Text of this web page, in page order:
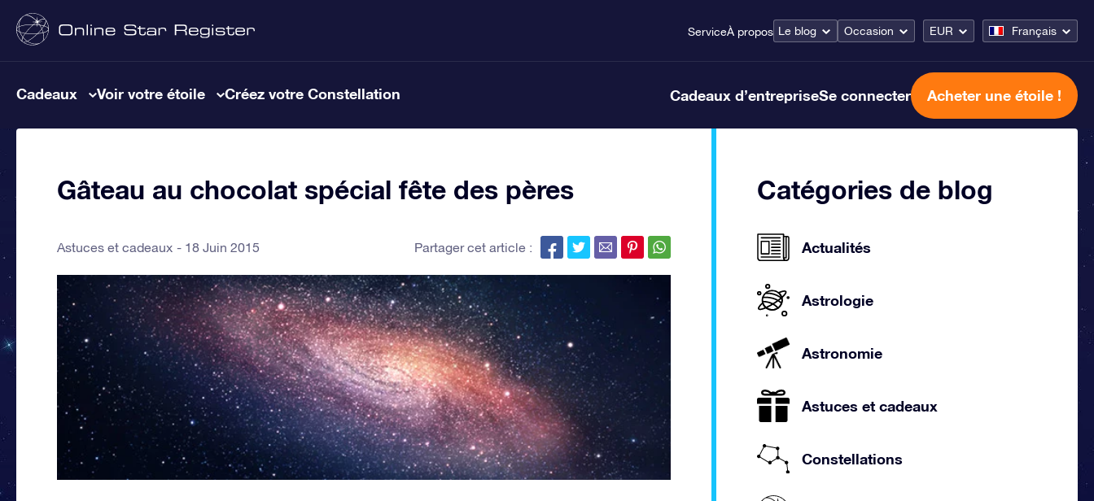
ServiceÀ propos Le blog Occasion EUR Français
Cadeaux Voir votre étoile Créez votre Constellation Cadeaux d’entrepriseSe connecter Acheter une étoile !
Gâteau au chocolat spécial fête des pères
Astuces et cadeaux 18 Juin 2015 Partager cet article :
Catégories de blog
Actualités
Astrologie
Astronomie
Astuces et cadeaux
Constellations